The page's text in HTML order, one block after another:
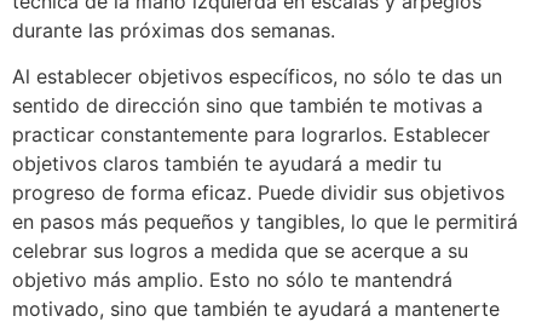
durante las próximas dos semanas.
Al establecer objetivos específicos, no sólo te das un
sentido de dirección sino que también te motivas a
practicar constantemente para lograrlos. Establecer
objetivos claros también te ayudará a medir tu
progreso de forma eficaz. Puede dividir sus objetivos
en pasos más pequeños y tangibles, lo que le permitirá
celebrar sus logros a medida que se acerque a su
objetivo más amplio. Esto no sólo te mantendrá
motivado, sino que también te ayudará a mantenerte